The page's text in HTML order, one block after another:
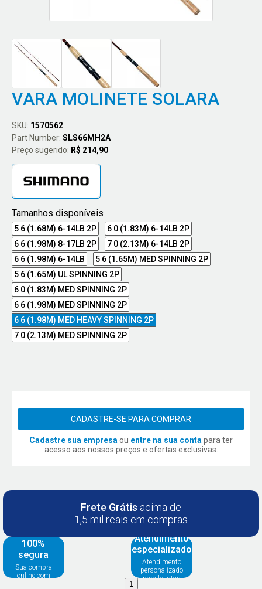
VARA MOLINETE SOLARA
SKU: 1570562
Part Number: SLS66MH2A
Preço sugerido: R$ 214,90
Tamanhos disponíveis
5 6 (1.68M) 6-14LB 2P
6 0 (1.83M) 6-14LB 2P
6 6 (1.98M) 8-17LB 2P
7 0 (2.13M) 6-14LB 2P
6 6 (1.98M) 6-14LB
5 6 (1.65M) MED SPINNING 2P
5 6 (1.65M) UL SPINNING 2P
6 0 (1.83M) MED SPINNING 2P
6 6 (1.98M) MED SPINNING 2P
6 6 (1.98M) MED HEAVY SPINNING 2P
7 0 (2.13M) MED SPINNING 2P
CADASTRE-SE PARA COMPRAR
Cadastre sua empresa ou entre na sua conta para ter
acesso aos nossos preços e ofertas exclusivas.
Frete Grátis acima de
1,5 mil reais em compras
100%
segura
Sua compra
online com
Atendimento
especializado
Atendimento
personalizado
para lojistas
1